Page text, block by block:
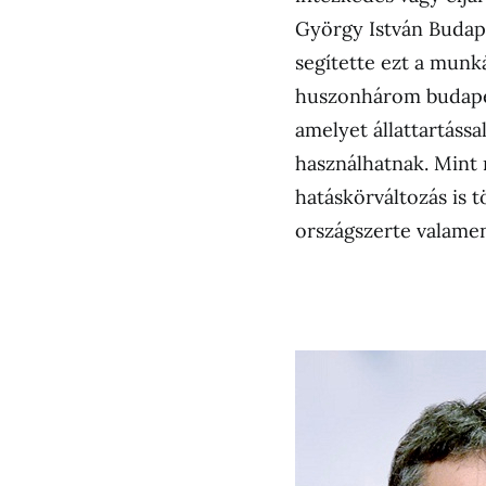
György István
segítette ezt a
huszonhárom
amelyet
használhatnak.
hatáskörváltozás is
országszerte